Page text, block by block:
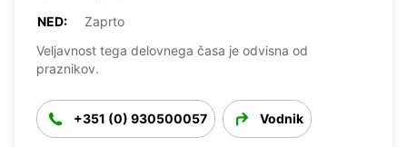
NED:
Zaprto
Veljavnost tega delovnega časa je odvisna od
praznikov.
+351 (0) 930500057 Vodnik